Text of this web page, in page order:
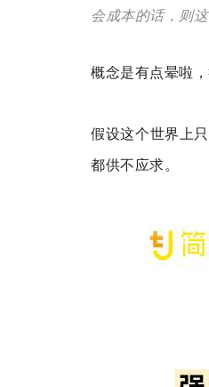
会成本的话，则
概念是有点晕啦
假设这个世界上
都供不应求。